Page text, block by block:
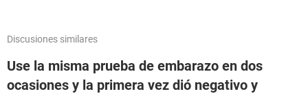
Discusiones similares
Use la misma prueba de embarazo en dos
ocasiones y la primera vez dió negativo y